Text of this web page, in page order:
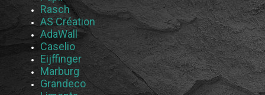
Rasch
AS Création
AdaWall
Caselio
Eijffinger
Marburg
Grandeco